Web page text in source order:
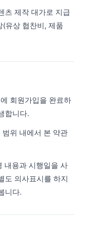
츠 제작 대가로 지급
유상 협찬비, 제품
회원가입을 완료하
합니다.
위 내에서 본 약관
용과 시행일을 사
도 의사표시를 하지
니다.